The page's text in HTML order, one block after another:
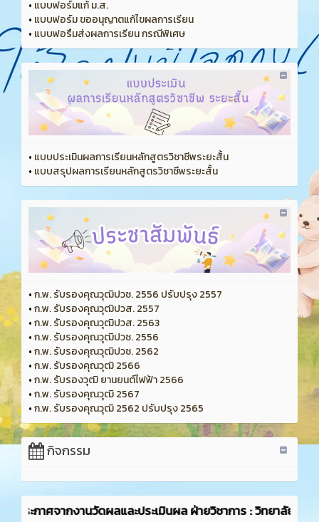
• แบบฟอร์มแก้ ม.ส.
• แบบฟอร์ม ขออนุญาตแก้ไขผลการเรียน
• แบบฟอรืมส่งผลการเรียน กรณีพิเศษ
• แบบประเมินผลการเรียนหลักสูตรวิชาชีพระยะสั้น
• แบบสรุปผลการเรียนหลักสูตรวิชาชีพระยะสั้น
•ก.พ. รับรองคุณวุฒิปวช. 2556 ปรับปรุง 2557
•ก.พ. รับรองคุณวุฒิปวส. 2557
•ก.พ. รับรองคุณวุฒิปวส. 2563
•ก.พ. รับรองคุณวุฒิปวช. 2556
•ก.พ. รับรองคุณวุฒิปวช. 2562
•ก.พ. รับรองคุณวุฒิ 2566
•ก.พ. รับรองวุฒิ ยานยนต์ไฟฟ้า 2566
•ก.พ. รับรองคุณวุฒิ 2567
•ก.พ. รับรองคุณวุฒิ 2562 ปรับปรุง 2565
กิจกรรม
ประเมินผล ฝ่ายวิชาการ : วิทยาลัยเทคนิคชลบุรี